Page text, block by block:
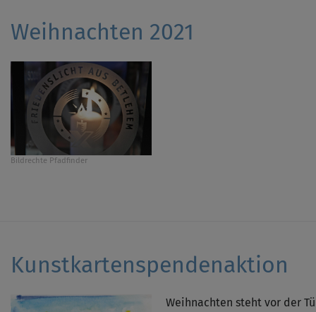
Weihnachten 2021
Bildrechte Pfadfinder
Kunstkartenspendenaktion
Weihnachten steht vor der